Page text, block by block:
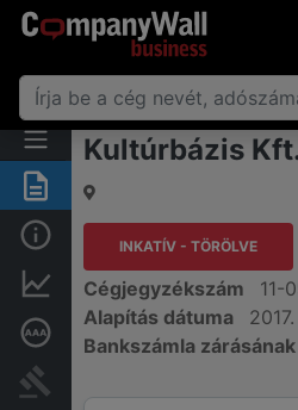
Összegzés
Alap információk
Pénzügyi információk
Mélyreható hitelminősítés
Kultúrbázis
INKATÍV - TÖRÖLVE
Cégjegyzékszám
11-
Alapítás dátuma
Bankszámla